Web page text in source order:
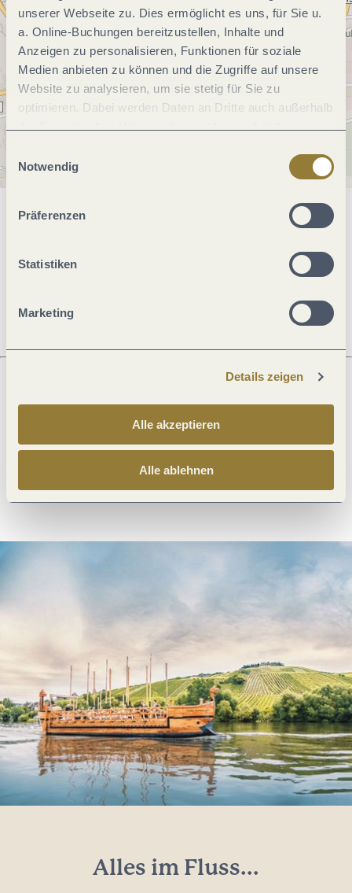
unserer Webseite zu. Dies ermöglicht es uns, für Sie u.
a. Online-Buchungen bereitzustellen, Inhalte und
Anzeigen zu personalisieren, Funktionen für soziale
Medien anbieten zu können und die Zugriffe auf unsere
Website zu analysieren, um sie stetig für Sie zu
optimieren. Dabei werden Daten an Dritte auch außerhalb
jederzeit widerrufen werden. Mit der Auswahl "Alle
ablehnen" kann es zu Beeinträchtigungen in der Nutzung
Notwendig
Präferenzen
Statistiken
Marketing
Details zeigen
Alle akzeptieren
Alle ablehnen
Allgemeine Informationen
Anreise planen PDF erzeugen
Alles im Fluss...